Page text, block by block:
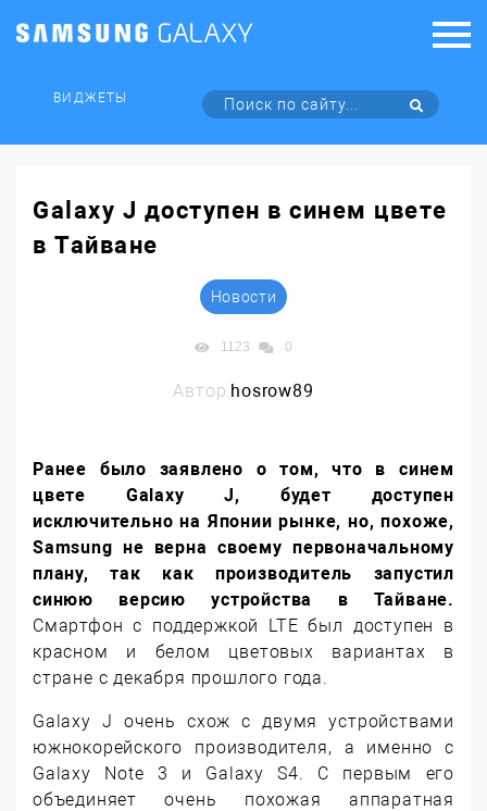
ВИДЖЕТЫ
Galaxy J доступен в синем цвете
в Тайване
Новости
1123 0
Автор:hosrow89
Ранее было заявлено о том, что в синем
цвете Galaxy J, будет доступен
исключительно на Японии рынке, но, похоже,
Samsung не верна своему первоначальному
плану, так как производитель запустил
синюю версию устройства в Тайване.
Смартфон с поддержкой LTE был доступен в
красном и белом цветовых вариантах в
стране с декабря прошлого года.
Galaxy J очень схож с двумя устройствами
южнокорейского производителя, а именно с
Galaxy Note 3 и Galaxy S4. С первым его
объединяет очень похожая аппаратная